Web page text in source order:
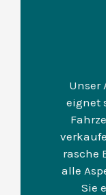
Unser
eignet
rasche
alle
Sie